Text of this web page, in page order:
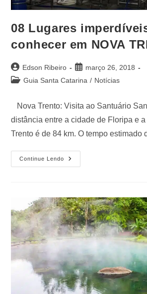
08 Lugares
conhecer em NOVA
Edson Ribeiro
março 26, 2018
Guia Santa Catarina / Notícias
Nova Trento: Visita ao Santuário
distância entre a cidade de Floripa e
Trento é de 84 km. O tempo estimado
Continue Lendo